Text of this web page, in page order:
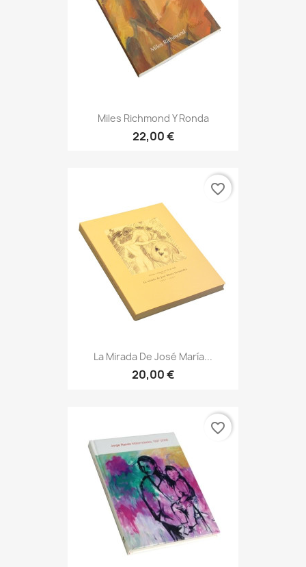
Miles Richmond Y Ronda
22,00 €
La Mirada De José María...
20,00 €
favorite_border
favorite_border